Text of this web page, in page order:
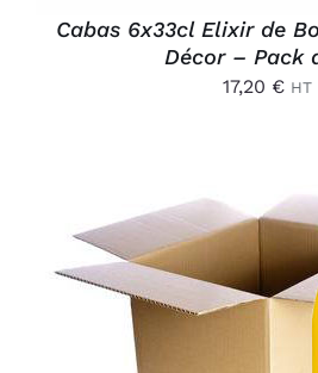
Cabas 6x33cl Elixir de
Décor – Pack
17,20 € HT
AJOUTER AU
DÉTAILS